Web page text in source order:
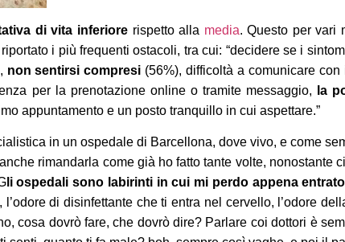
di vita inferiorerispetto alla media. Questo per vari
riportato i più frequenti ostacoli, tra cui: “decidere se i
non sentirsi compresi (56%), difficoltà a comunicare
per la prenotazione online o tramite messaggio,
la
appuntamento e un posto tranquillo in cui aspettare.”
in un ospedale di Barcellona, dove vivo, e come
rimandarla come già ho fatto tante volte, nonostante
li ospedali sono labirinti in cui mi perdo appena entrato
di disinfettante che ti entra nel cervello, l’odore
cosa dovrò fare, che dovrò dire? Parlare coi dottori è